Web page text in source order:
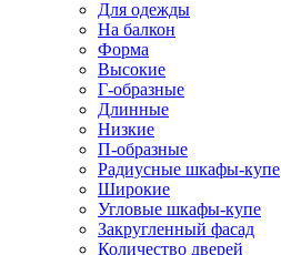
Для одежды
На балкон
Форма
Высокие
Г-образные
Длинные
Низкие
П-образные
Радиусные шкафы-купе
Широкие
Угловые шкафы-купе
Закругленный фасад
Количество дверей